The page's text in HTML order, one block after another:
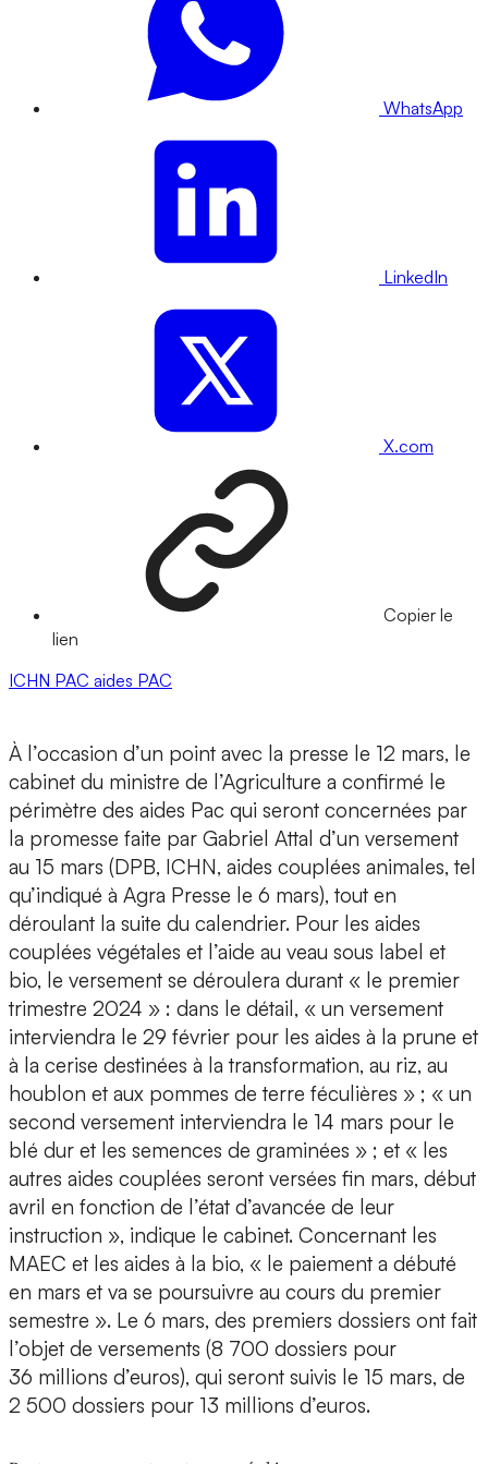
WhatsApp
LinkedIn
X.com
Copier le
lien
ICHN PAC aides PAC
À l’occasion d’un point avec la presse le 12 mars, le
cabinet du ministre de l’Agriculture a confirmé le
périmètre des aides Pac qui seront concernées par
la promesse faite par Gabriel Attal d’un versement
au 15 mars (DPB, ICHN, aides couplées animales, tel
qu’indiqué à Agra Presse le 6 mars), tout en
déroulant la suite du calendrier. Pour les aides
couplées végétales et l’aide au veau sous label et
bio, le versement se déroulera durant « le premier
trimestre 2024 » : dans le détail, « un versement
interviendra le 29 février pour les aides à la prune et
à la cerise destinées à la transformation, au riz, au
houblon et aux pommes de terre féculières » ; « un
second versement interviendra le 14 mars pour le
blé dur et les semences de graminées » ; et « les
autres aides couplées seront versées fin mars, début
avril en fonction de l’état d’avancée de leur
instruction », indique le cabinet. Concernant les
MAEC et les aides à la bio, « le paiement a débuté
en mars et va se poursuivre au cours du premier
semestre ». Le 6 mars, des premiers dossiers ont fait
l’objet de versements (8 700 dossiers pour
36 millions d’euros), qui seront suivis le 15 mars, de
2 500 dossiers pour 13 millions d’euros.